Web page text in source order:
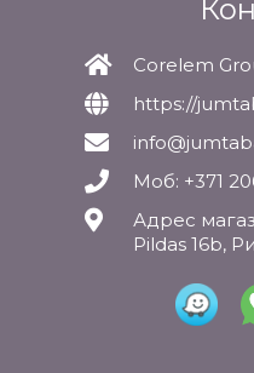
Corelem
https://
Моб: +371
Адрес
Pildas 16b,